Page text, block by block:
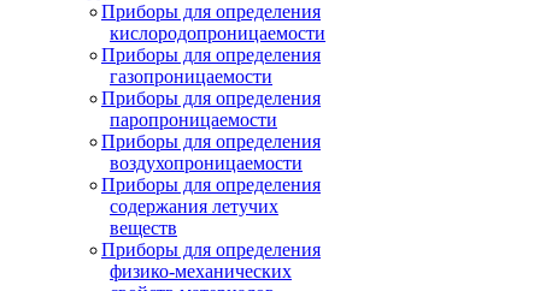
Приборы для определения
кислородопроницаемости
Приборы для определения
газопроницаемости
Приборы для определения
паропроницаемости
Приборы для определения
воздухопроницаемости
Приборы для определения
содержания летучих
веществ
Приборы для определения
физико-механических